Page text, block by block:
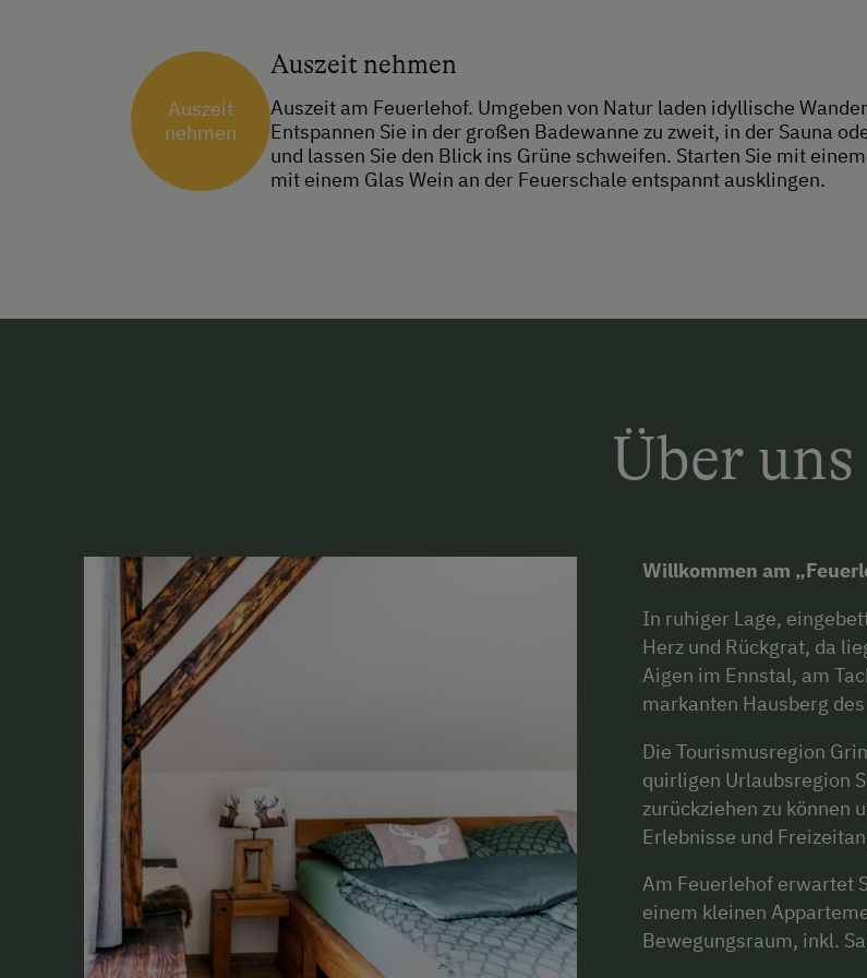
Auszeit
nehmen
Auszeit nehmen
Auszeit am Feuerlehof. Umgeben von Natur laden idyllische
Entspannen Sie in der großen Badewanne zu zweit, in der Sauna
und lassen Sie den Blick ins Grüne schweifen. Starten Sie mit
mit einem Glas Wein an der Feuerschale entspannt ausklingen.
Über uns
Willkommen am
In ruhiger Lage,
Herz und Rückgrat, da
Aigen im Ennstal, am
markanten Hausberg
Die Tourismusregion
quirligen Urlaubsregion
zurückziehen zu können
Erlebnisse und
Am Feuerlehof erwartet
einem kleinen
Bewegungsraum, inkl.